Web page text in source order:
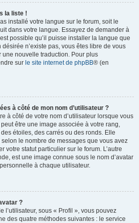
la liste !
installé votre langue sur le forum, soit le
dans votre langue. Essayez de demander à
possible qu’il puisse installer la langue que
n’existe pas, vous êtes libre de vous
nouvelle traduction. Pour plus
sur le site internet de phpBB® (en
à côté de mon nom d’utilisateur ?
à côté de votre nom d’utilisateur lorsque vous
être une image associée à votre rang,
étoiles, des carrés ou des ronds. Elle
le nombre de messages que vous avez
votre statut particulier sur le forum. L’autre
est une image connue sous le nom d’avatar
à chaque utilisateur.
?
l’utilisateur, sous « Profil », vous pouvez
des quatre méthodes suivantes : le service